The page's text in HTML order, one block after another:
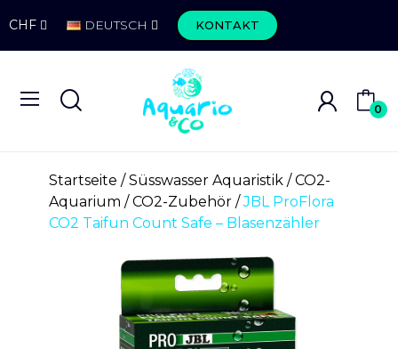
CHF DEUTSCH KONTAKT
0
Startseite Süsswasser Aquaristik
CO2-
Aquarium
CO2-Zubehör
JBL ProFlora
CO2 Taifun Count Safe – Blasenzähler